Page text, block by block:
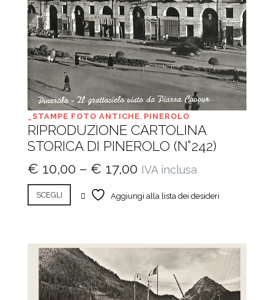
_STAMPE FOTO ANTICHE, PINEROLO
RIPRODUZIONE CARTOLINA
STORICA DI PINEROLO (N°242)
€ 10,00 – € 17,00 IVA inclusa
SCEGLI Aggiungi alla lista dei desideri